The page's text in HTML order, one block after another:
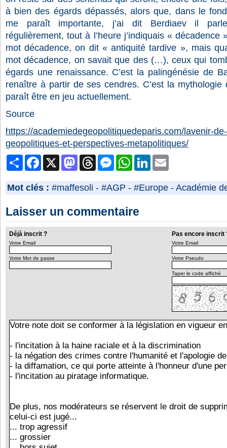
à bien des égards dépassés, alors que, dans le
me paraît importante, j’ai dit Berdiaev il
régulièrement, tout à l’heure j’indiquais «
mot décadence, on dit « antiquité tardive », mais
mot décadence, on savait que des (…), ceux qui
égards une renaissance. C’est la palingénésie de
renaître à partir de ses cendres. C’est la
paraît être en jeu actuellement.
Source
https://academiedegeopolitiquedeparis.com/lavenir-
geopolitiques-et-perspectives-metapolitiques/
PartagerFacebook MastodonThreads MessengerWhatsAppLinkedIn
Mot clés : #maffesoli - #AGP - #Europe - Académie
Laisser un commentaire
Déjà inscrit ? Pas encore inscrit
Votre Email
Votre Mot de passe
Votre Email
Votre Pseudo
Taper le code affiché